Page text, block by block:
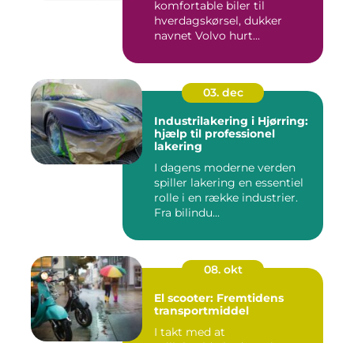
komfortable biler til
hverdagskørsel, dukker
navnet Volvo hurt...
03. dec
Industrilakering i Hjørring:
hjælp til professionel
lakering
I dagens moderne verden
spiller lakering en essentiel
rolle i en række industrier.
Fra bilindu...
08. okt
El scooter: Fremtidens
transportmiddel
I takt med at